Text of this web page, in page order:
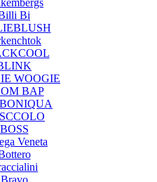
Bi
WOOGIE
BAP
BOSS
Veneta
Bravo